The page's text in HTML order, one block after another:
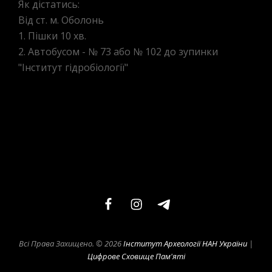
Як дістатись:
Від ст. м. Оболонь
1. Пішки 10 хв.
2. Автобусом - № 73 або № 102 до зупинки
"Інститут гідробіології"
facebookinstagramtelegram
Всі Права Захищено. © 2026Інститут Археології НАН України |
Цифрове Сховище Пам'яті